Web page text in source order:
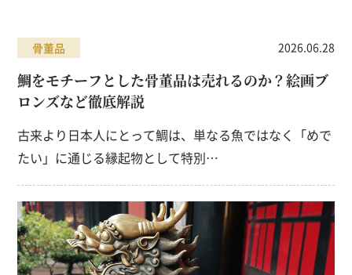
骨董品 2026.06.28
鯛をモチーフとした骨董品は売れるのか？絵画ブ
ロンズなど徹底解説
古来より日本人にとって鯛は、単なる魚ではなく「めで
たい」に通じる縁起物として特別…